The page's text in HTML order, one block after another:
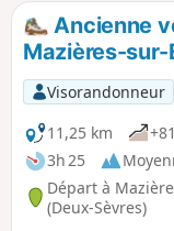
Ancienne
Mazières-sur-
Visorandonneur
11,25 km
3h 25
Départ à
(Deux-Sèvres)